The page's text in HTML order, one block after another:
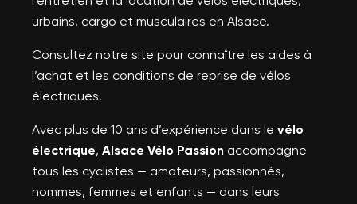
urbains, cargo et musculaires en Alsace.
Consultez notre site pour connaître les aides à
l’achat et les conditions de reprise de vélos
électriques.
Avec plus de 10 ans d’expérience dans le vélo
électrique, Alsace Vélo Passion accompagne
tous les cyclistes — amateurs, passionnés,
hommes, femmes et enfants — dans leurs